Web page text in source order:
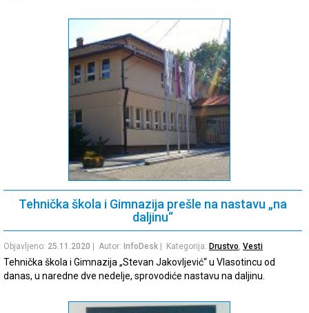
Tehnička škola i Gimnazija prešle na nastavu „na
daljinu“
Objavljeno: 25.11.2020 | Autor: InfoDesk | Kategorija: Drustvo, Vesti
Tehnička škola i Gimnazija „Stevan Jakovljević“ u Vlasotincu od
danas, u naredne dve nedelje, sprovodiće nastavu na daljinu.